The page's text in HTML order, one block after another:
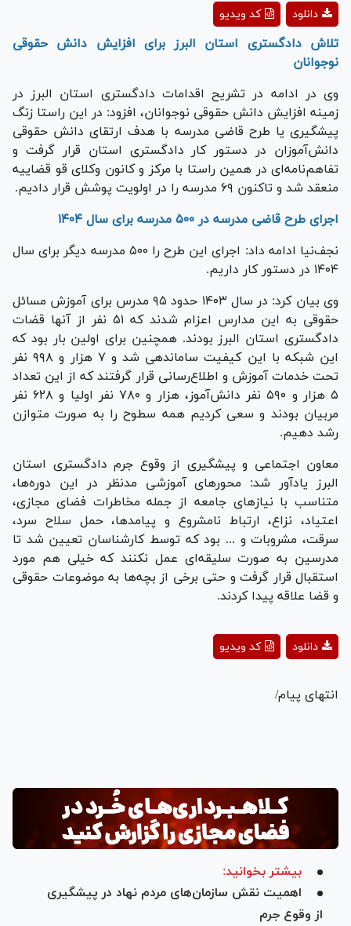
Video
کد ویدیو دانلود
تلاش دادگستری استان البرز برای افزایش دانش حقوقی
نوجوانان
وی در ادامه در تشریح اقدامات دادگستری استان البرز در
زمینه افزایش دانش حقوقی نوجوانان، افزود: در این راستا زنگ
پیشگیری یا طرح قاضی مدرسه با هدف ارتقای دانش حقوقی
دانش‌آموزان در دستور کار دادگستری استان قرار گرفت و
تفاهم‌نامه‌ای در همین راستا با مرکز و کانون وکلای قو قضاییه
منعقد شد و تاکنون ۶۹ مدرسه را در اولویت پوشش قرار دادیم.
اجرای طرح قاضی مدرسه در ۵۰۰ مدرسه برای سال ۱۴۰۴
نجف‌نیا ادامه داد: اجرای این طرح را ۵۰۰ مدرسه دیگر برای سال
۱۴۰۴ در دستور کار داریم.
وی بیان کرد: در سال ۱۴۰۳ حدود ۹۵ مدرس برای آموزش مسائل
حقوقی به این مدارس اعزام شدند که ۵۱ نفر از آنها قضات
دادگستری استان البرز بودند. همچنین برای اولین بار بود که
این شبکه با این کیفیت ساماندهی شد و ۷ هزار و ۹۹۸ نفر
تحت خدمات آموزش و اطلاع‌رسانی قرار گرفتند که از این تعداد
۵ هزار و ۵۹۰ نفر دانش‌آموز، هزار و ۷۸۰ نفر اولیا و ۶۲۸ نفر
مربیان بودند و سعی کردیم همه سطوح را به صورت متوازن
رشد دهیم.
معاون اجتماعی و پیشگیری از وقوع جرم دادگستری استان
البرز یادآور شد: محور‌های آموزشی مدنظر در این دوره‌ها،
متناسب با نیاز‌های جامعه از جمله مخاطرات فضای مجازی،
اعتیاد، نزاع، ارتباط نامشروع و پیامدها، حمل سلاح سرد،
سرقت، مشروبات و ... بود که توسط کارشناسان تعیین شد تا
مدرسین به صورت سلیقه‌ای عمل نکنند که خیلی هم مورد
استقبال قرار گرفت و حتی برخی از بچه‌ها به موضوعات حقوقی
و قضا علاقه پیدا کردند.
Playکد ویدیو دانلود
انتهای پیام/
بیشتر بخوانید:
اهمیت نقش سازمان‌های مردم نهاد در پیشگیری
از وقوع جرم